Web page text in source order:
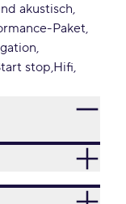
akustisch
Paket
stop Hifi